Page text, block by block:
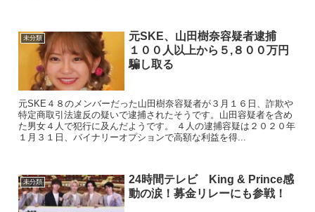
未分類
元SKE、山田樹奈容疑者逮捕
１００人以上から５,８００万円
騙し取る
元SKE４８のメンバーだった山田樹奈容疑者が３月１６日、詐欺や
特定商取引法違反の疑いで逮捕されたそうです。山田容疑者を含め
た男女４人で犯行に及んだようです。 ４人の逮捕容疑は２０２０年
１月３１日、バイナリーオプションで高額な利益を得...
未分類
24時間テレビ King & Prince感
動の涙！募金リレーにも参戦！